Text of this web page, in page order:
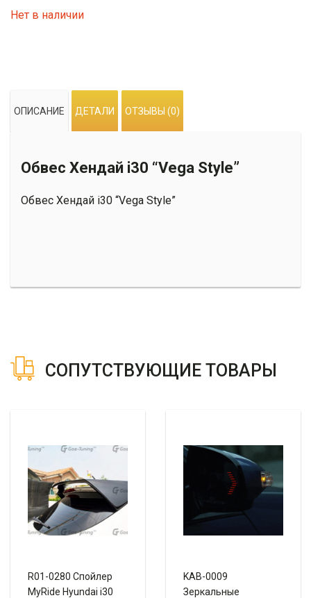
Нет в наличии
ОПИСАНИЕ ДЕТАЛИ ОТЗЫВЫ (0)
Обвес Хендай i30 “Vega Style”
Обвес Хендай i30 “Vega Style”
СОПУТСТВУЮЩИЕ ТОВАРЫ
R01-0280 Спойлер
MyRide Hyundai i30
KAB-0009
Зеркальные